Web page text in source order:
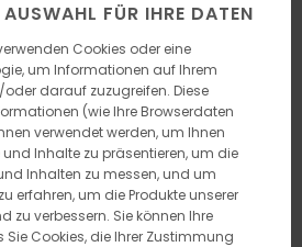
AUSWAHL FÜR IHRE DATEN
Cookies oder eine
um Informationen auf Ihrem
darauf zuzugreifen. Diese
(wie Ihre Browserdaten
verwendet werden, um Ihnen
Inhalte zu präsentieren, um die
Inhalten zu messen, und um
erfahren, um die Produkte unserer
zu verbessern. Sie können Ihre
Cookies, die Ihrer Zustimmung